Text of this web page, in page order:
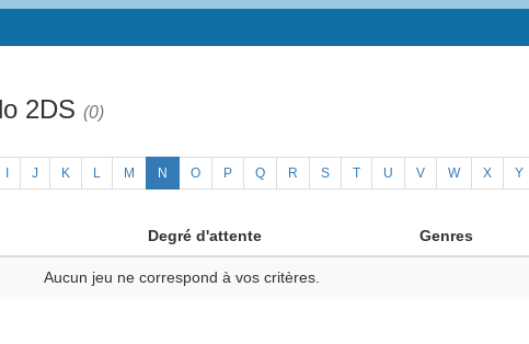
2DS (0)
J K L M N O P Q R S T U V W X Y
Degré d'attente Genres
Aucun jeu ne correspond à vos critères.